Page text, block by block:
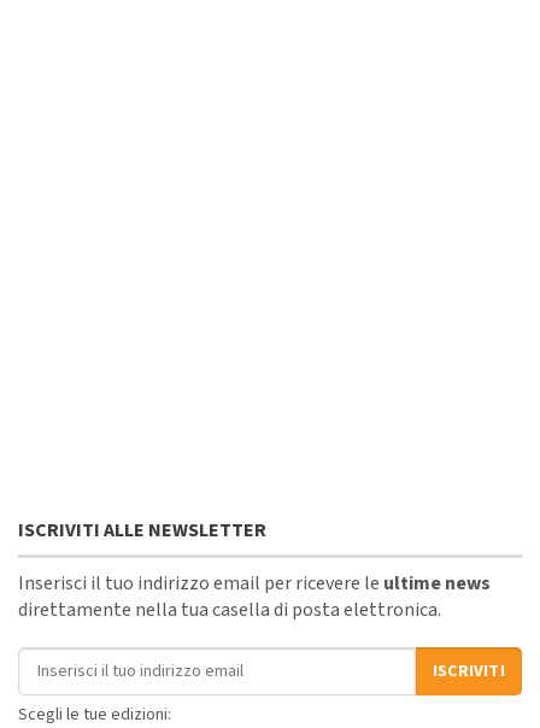
ISCRIVITI ALLE NEWSLETTER
Inserisci il tuo indirizzo email per ricevere le ultime news
direttamente nella tua casella di posta elettronica.
Indirizzo email
ISCRIVITI
Scegli le tue edizioni: